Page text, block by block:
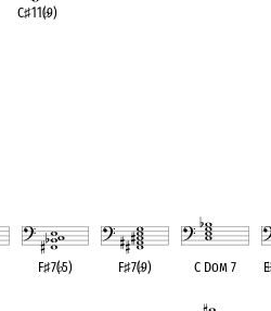
C♯11(♭9)
F♯7(♭5) F♯7(♭9) C Dom 7 E